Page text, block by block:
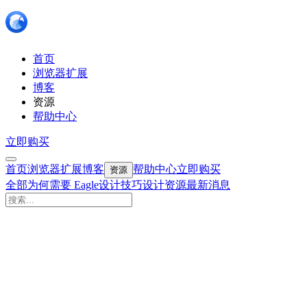
首页
浏览器扩展
博客
资源
帮助中心
立即购买
首页浏览器扩展博客 资源 帮助中心立即购买
全部为何需要 Eagle设计技巧设计资源最新消息